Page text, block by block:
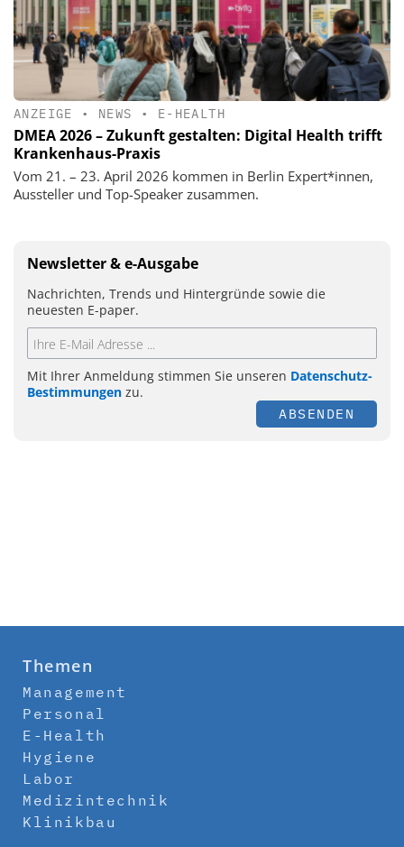
ANZEIGE • NEWS • E-HEALTH
DMEA 2026 – Zukunft gestalten: Digital Health trifft
Krankenhaus-Praxis
Vom 21. – 23. April 2026 kommen in Berlin Expert*innen,
Aussteller und Top-Speaker zusammen.
Newsletter & e-Ausgabe
Nachrichten, Trends und Hintergründe sowie die
neuesten E-paper.
Mit Ihrer Anmeldung stimmen Sie unseren Datenschutz-
Bestimmungen zu.
ABSENDEN
Themen
Management
Personal
E-Health
Hygiene
Labor
Medizintechnik
Klinikbau